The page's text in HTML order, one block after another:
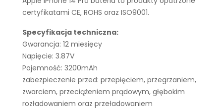
certyfikatami CE, ROHS oraz ISO9001.
Specyfikacja techniczna:
Gwarancja: 12 miesięcy
Napięcie: 3.87V
Pojemność: 3200mAh
zabezpieczenie przed: przepięciem, przegrzaniem,
zwarciem, przeciążeniem prądowym, głębokim
rozładowaniem oraz przeładowaniem